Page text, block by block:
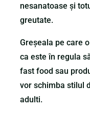
nesanatoase și
greutate.
Greșeala pe care
ca este în regula
fast food sau
vor schimba stilul
adulti.